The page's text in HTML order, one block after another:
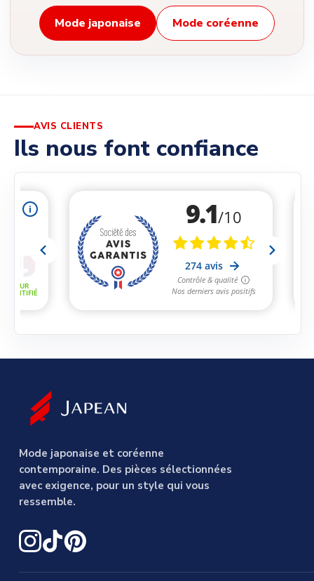
Mode japonaise Mode coréenne
AVIS CLIENTS
Ils nous font confiance
Mode japonaise et coréenne
contemporaine. Des pièces sélectionnées
avec exigence, pour un style qui vous
ressemble.